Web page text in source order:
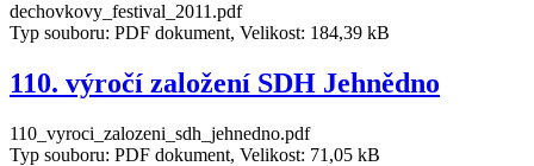
dechovkovy_festival_2011.pdf
Typ souboru: PDF dokument, Velikost: 184,39 kB
110. výročí založení SDH Jehnědno
110_vyroci_zalozeni_sdh_jehnedno.pdf
Typ souboru: PDF dokument, Velikost: 71,05 kB